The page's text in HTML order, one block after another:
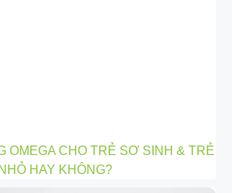
OMEGA CHO TRẺ SƠ SINH & TRẺ
NHỎ HAY KHÔNG?